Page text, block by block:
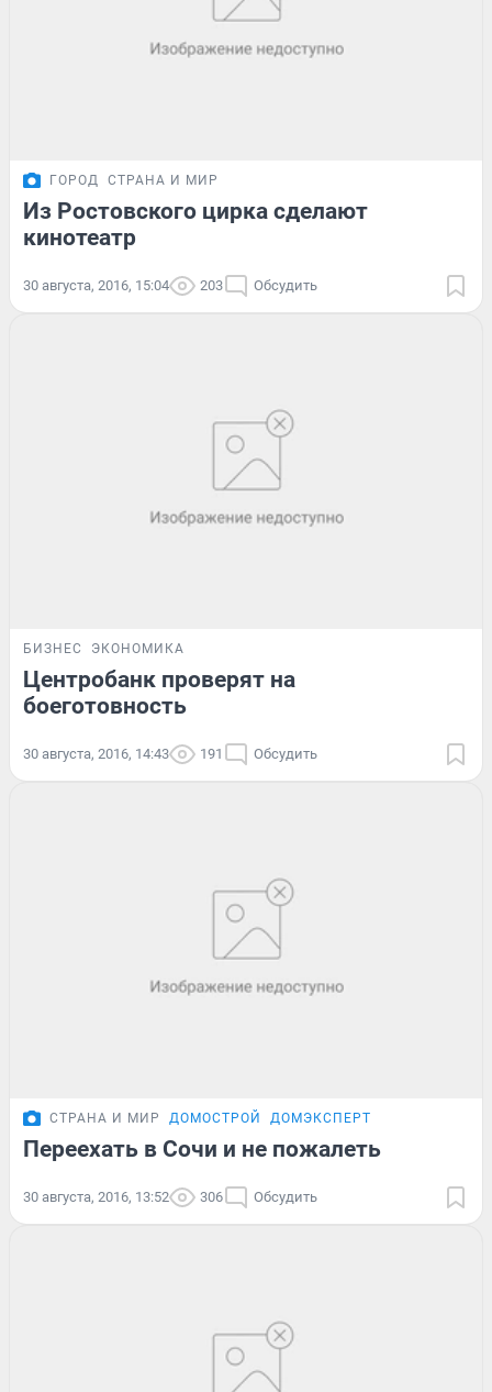
ГОРОД СТРАНА И МИР
Из Ростовского цирка сделают
кинотеатр
30 августа, 2016, 15:04 203 Обсудить
БИЗНЕС ЭКОНОМИКА
Центробанк проверят на
боеготовность
30 августа, 2016, 14:43 191 Обсудить
СТРАНА И МИР ДОМОСТРОЙ ДОМЭКСПЕРТ
Переехать в Сочи и не пожалеть
30 августа, 2016, 13:52 306 Обсудить